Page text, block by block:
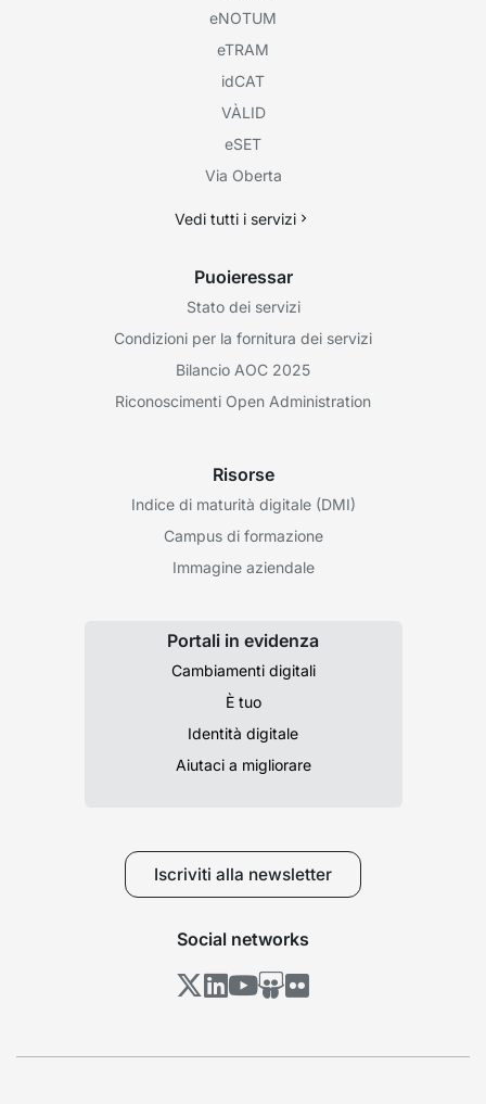
eNOTUM
eTRAM
idCAT
VÀLID
eSET
Via Oberta
Vedi tutti i servizi
Puoieressar
Stato dei servizi
Condizioni per la fornitura dei servizi
Bilancio AOC 2025
Riconoscimenti Open Administration
Risorse
Indice di maturità digitale (DMI)
Campus di formazione
Immagine aziendale
Portali in evidenza
Cambiamenti digitali
È tuo
Identità digitale
Aiutaci a migliorare
Iscriviti alla newsletter
Social networks